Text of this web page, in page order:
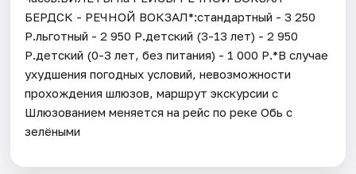
БЕРДСК - РЕЧНОЙ ВОКЗАЛ*:стандартный - 3 250
Р.льготный - 2 950 Р.детский (3-13 лет) - 2 950
Р.детский (0-3 лет, без питания) - 1 000 Р.*В случае
ухудшения погодных условий, невозможности
прохождения шлюзов, маршрут экскурсии с
Шлюзованием меняется на рейс по реке Обь с
зелёными